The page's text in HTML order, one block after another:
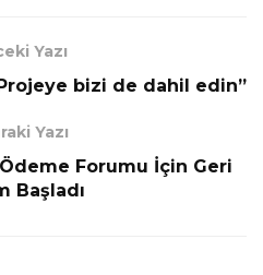
Yazı
bizi de dahil edin”
Yazı
Forumu İçin Geri
Başladı